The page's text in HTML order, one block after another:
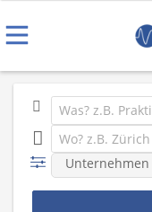
Unternehmen